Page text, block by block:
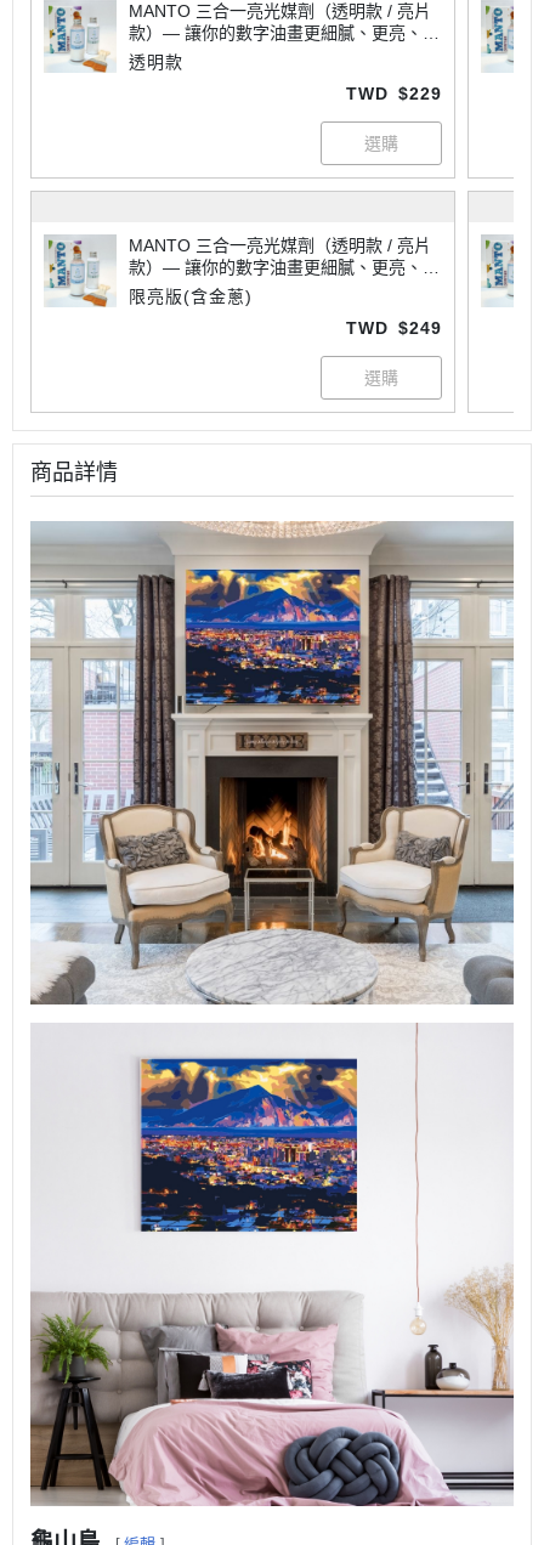
MANTO 三合一亮光媒劑（透明款 / 亮片
款）— 讓你的數字油畫更細膩、更亮、更
專業
透明款
TWD $229
MANTO 三合一亮光媒劑（透明款 / 亮片
款）— 讓你的數字油畫更細膩、更亮、更
專業
限亮版(含金蔥)
TWD $249
商品詳情